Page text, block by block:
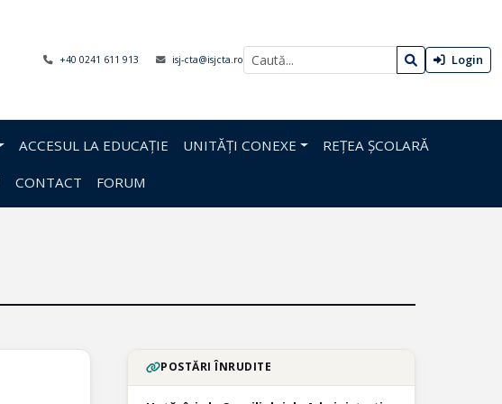
+40 0241 611 913 isj-cta@isjcta.ro Login
ACCESUL LA EDUCAȚIE UNITĂȚI CONEXE REȚEA ȘCOLARĂ
CONTACT FORUM
POSTĂRI ÎNRUDITE